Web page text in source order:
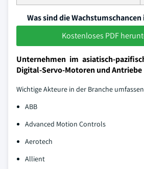
Was sind die
Kostenloses PDF
Unternehmen im asiatisch-
Digital-Servo-Motoren und Antriebe
Wichtige Akteure in der Branche
ABB
Advanced Motion Controls
Aerotech
Allient